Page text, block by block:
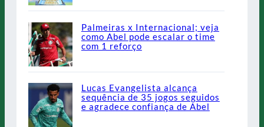
Palmeiras x Internacional; veja
como Abel pode escalar o time
com 1 reforço
Lucas Evangelista alcança
sequência de 35 jogos seguidos
e agradece confiança de Abel